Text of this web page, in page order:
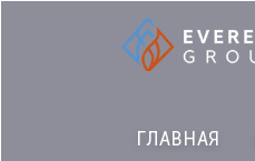
ГЛАВНАЯ